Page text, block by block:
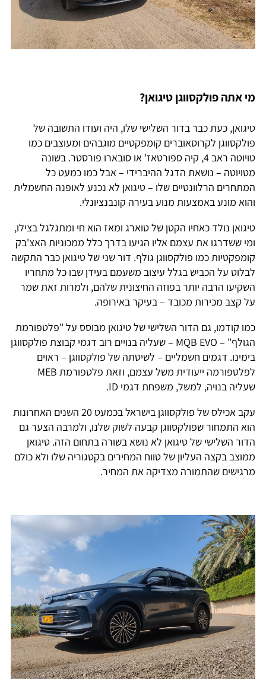
מי אתה פולקסווגן טיגואן?
טיגואן, כעת כבר בדור השלישי שלו, היה ועודו התשובה של
פולקסווגן לקרוסאוברים קומפקטיים מוגבהים ומעוצבים כמו
טויוטה ראב 4, קיה ספורטאז' או סובארו פורסטר. בשונה
מטויוטה – נושאת הדגל ההיברידי – אבל כמו כמעט כל
המתחרים הרלוונטיים שלו – טיגואן לא נכנע לאופנה החשמלית
והוא מונע באמצעות מנוע בעירה קונבנציונלי.
טיגואן נולד כאחיו הקטן של טוארג ומאז הוא חי ומתגלגל בצילו,
ומי ששדרגו את עצמם אליו הגיעו בדרך כלל ממכוניות האצ'בק
קומפקטיות כמו פולקסווגן גולף. דור שני של טיגואן כבר התקשה
לבלוט על הכביש בגלל עיצוב משעמם בעידן שבו כל מתחריו
השקיעו הרבה יותר בפוזה החיצונית שלהם, ולמרות זאת שמר
על קצב מכירות מכובד – בעיקר באירופה.
כמו קודמו, גם הדור השלישי של טיגואן מבוסס על "פלטפורמת
הגולף" – MQB EVO – שעליה בנויים רוב דגמי קבוצת פולקסווגן
בימינו. דגמים חשמליים – לשיטתה של פולקסווגן – ראוים
לפלטפורמה ייעודית משל עצמם, וזאת פלטפורמת MEB
שעליה בנויה, למשל, משפחת דגמי ID.
עקב אכילס של פולקסווגן בישראל בכמעט 20 השנים האחרונות
הוא התמחור שפולקסווגן קבעה לשוק שלנו, ולמרבה הצער גם
הדור השלישי של טיגואן לא נושא בשורה בתחום הזה. טיגואן
ממוצב בקצה העליון של טווח המחירים בקטגוריה שלו ולא כולם
מרגישים שהתמורה מצדיקה את המחיר.